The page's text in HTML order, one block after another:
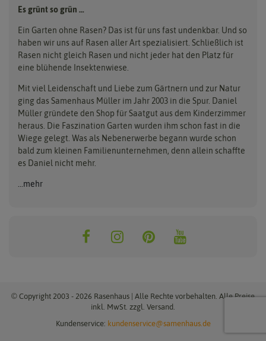
Landschaftsrasen
Rasendünger
Erde
Unkrautbeseitigung
Grüne Oase
Hauert Manna
Kiepenkerl
Samen maier
Es grünt so grün …
Ein Garten ohne Rasen? Das ist für uns fast undenkbar. Und so
haben wir uns auf Rasen aller Art spezialisiert. Schließlich ist
Rasen nicht gleich Rasen und nicht jeder hat den Platz für
eine blühende Insektenwiese.
Mit viel Leidenschaft und Liebe zum Gärtnern und zur Natur
ging das Samenhaus Müller im Jahr 2003 in die Spur. Daniel
Müller gründete den Shop für Saatgut aus dem Kinderzimmer
heraus. Die Faszination Garten wurden ihm schon fast in die
Wiege gelegt. Was als Nebenerwerbe begann wurde schon
bald zum kleinen Familienunternehmen, denn allein schaffte
es Daniel nicht mehr.
...mehr
© Copyright 2003 - 2026 Rasenhaus | Alle Rechte vorbehalten. Alle Preise
inkl. MwSt. zzgl. Versand.
Kundenservice: kundenservice@samenhaus.de